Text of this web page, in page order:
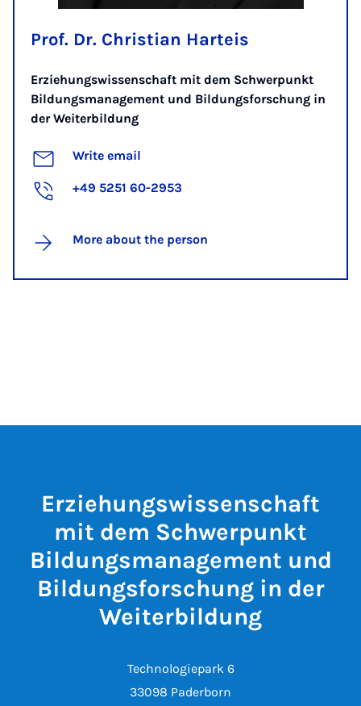
Prof. Dr. Christian Harteis
Erziehungswissenschaft mit dem Schwerpunkt
Bildungsmanagement und Bildungsforschung in
der Weiterbildung
Write email
+49 5251 60-2953
More about the person
Erziehungswissenschaft
mit dem Schwerpunkt
Bildungsmanagement und
Bildungsforschung in der
Weiterbildung
Technologiepark 6
33098 Paderborn